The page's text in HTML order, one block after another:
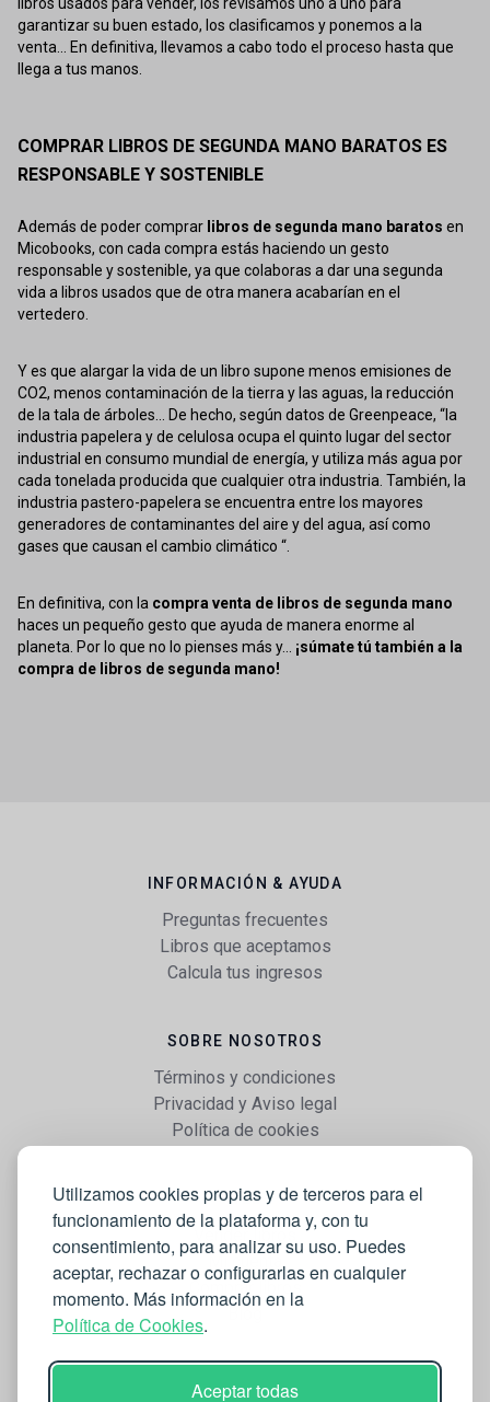
Utilizamos cookies propias y de terceros para el
funcionamiento de la plataforma y, con tu
consentimiento, para analizar su uso. Puedes
aceptar, rechazar o configurarlas en cualquier
momento. Más información en la
Política de Cookies.
Aceptar todas
libros usados para vender, los revisamos uno a uno para
garantizar su buen estado, los clasificamos y ponemos a la
venta... En definitiva, llevamos a cabo todo el proceso hasta que
llega a tus manos.
COMPRAR LIBROS DE SEGUNDA MANO BARATOS ES
RESPONSABLE Y SOSTENIBLE
Además de poder comprar libros de segunda mano baratos en
Micobooks, con cada compra estás haciendo un gesto
responsable y sostenible, ya que colaboras a dar una segunda
vida a libros usados que de otra manera acabarían en el
vertedero.
Y es que alargar la vida de un libro supone menos emisiones de
CO2, menos contaminación de la tierra y las aguas, la reducción
de la tala de árboles... De hecho, según datos de Greenpeace, “la
industria papelera y de celulosa ocupa el quinto lugar del sector
industrial en consumo mundial de energía, y utiliza más agua por
cada tonelada producida que cualquier otra industria. También, la
industria pastero-papelera se encuentra entre los mayores
generadores de contaminantes del aire y del agua, así como
gases que causan el cambio climático “.
En definitiva, con la compra venta de libros de segunda mano
haces un pequeño gesto que ayuda de manera enorme al
planeta. Por lo que no lo pienses más y... ¡súmate tú también a la
compra de libros de segunda mano!
INFORMACIÓN & AYUDA
Preguntas frecuentes
Libros que aceptamos
Calcula tus ingresos
SOBRE NOSOTROS
Términos y condiciones
Privacidad y Aviso legal
Política de cookies
WEB
Vender libros
Mi cuenta
Comprar libros